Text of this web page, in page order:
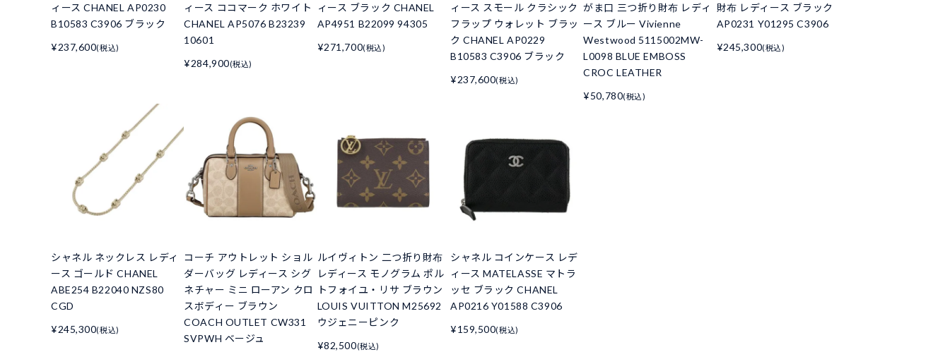
ィース CHANEL AP0230
B10583 C3906 ブラック
¥237,600(税込)
ィース ココマーク ホワイト
CHANEL AP5076 B23239
10601
¥284,900(税込)
ィース ブラック CHANEL
AP4951 B22099 94305
¥271,700(税込)
ィース スモール クラシック
フラップ ウォレット ブラッ
ク CHANEL AP0229
B10583 C3906 ブラック
¥237,600(税込)
がま口 三つ折り財布 レディ
ース ブルー Vivienne
Westwood 5115002MW-
L0098 BLUE EMBOSS
CROC LEATHER
¥50,780(税込)
財布 レディース ブラック
AP0231 Y01295 C3906
¥245,300(税込)
シャネル ネックレス レディ
ース ゴールド CHANEL
ABE254 B22040 NZS80
CGD
¥245,300(税込)
コーチ アウトレット ショル
ダーバッグ レディース シグ
ネチャー ミニ ローアン クロ
スボディー ブラウン
COACH OUTLET CW331
SVPWH ベージュ
ルイヴィトン 二つ折り財布
レディース モノグラム ポル
トフォイユ・リサ ブラウン
LOUIS VUITTON M25692
ウジェニーピンク
¥82,500(税込)
シャネル コインケース レデ
ィース MATELASSE マトラ
ッセ ブラック CHANEL
AP0216 Y01588 C3906
¥159,500(税込)